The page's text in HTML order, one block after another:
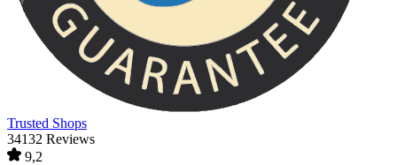
Trusted Shops
34132 Reviews
9,2